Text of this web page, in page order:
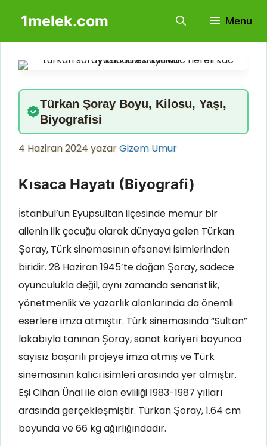
1melek.com Menu
Türkan Şoray Boyu, Kilosu, Yaşı,
Biyografisi
4 Haziran 2024yazarGizem Umur
Kısaca Hayatı (Biyografi)
İstanbul’un Eyüpsultan ilçesinde memur bir
ailenin ilk çocuğu olarak dünyaya gelen Türkan
Şoray, Türk sinemasının efsanevi isimlerinden
biridir. 28 Haziran 1945’te doğan Şoray, sadece
oyunculukla değil, aynı zamanda senaristlik,
yönetmenlik ve yazarlık alanlarında da önemli
eserlere imza atmıştır. Türk sinemasında “Sultan”
lakabıyla tanınan Şoray, sanat kariyeri boyunca
sayısız başarılı projeye imza atmış ve Türk
sinemasının kalıcı isimleri arasında yer almıştır.
Eşi Cihan Ünal ile olan evliliği 1983-1987 yılları
arasında gerçekleşmiştir. Türkan Şoray, 1.64 cm
boyunda ve 66 kg ağırlığındadır.